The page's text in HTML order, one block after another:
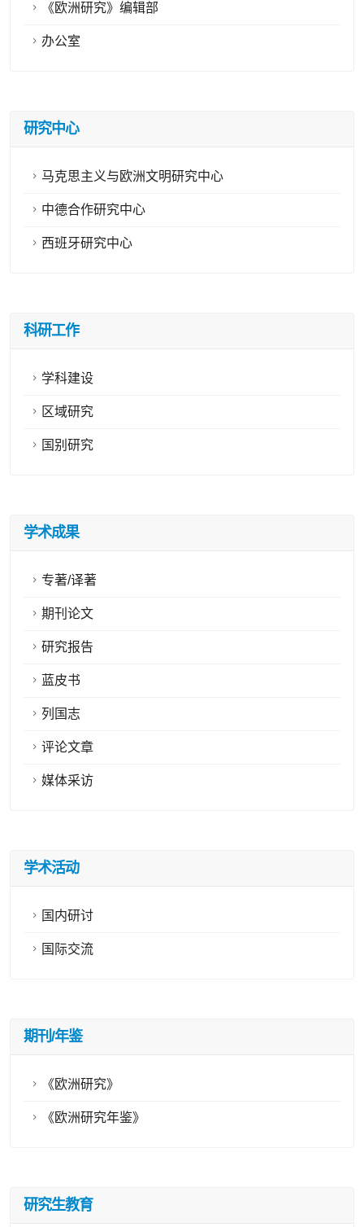
《欧洲研究》编辑部
办公室
研究中心
马克思主义与欧洲文明研究中心
中德合作研究中心
西班牙研究中心
科研工作
学科建设
区域研究
国别研究
学术成果
专著/译著
期刊论文
研究报告
蓝皮书
列国志
评论文章
媒体采访
学术活动
国内研讨
国际交流
期刊/年鉴
《欧洲研究》
《欧洲研究年鉴》
研究生教育